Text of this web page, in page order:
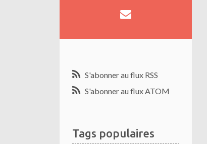
S'abonner au flux RSS
S'abonner au flux ATOM
Tags populaires